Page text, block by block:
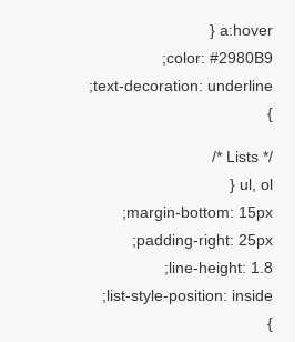
a:hover {
color: #2980B9;
text-decoration: underline;
}
/* Lists */
ul, ol {
margin-bottom: 15px;
padding-right: 25px;
line-height: 1.8;
list-style-position: inside;
}